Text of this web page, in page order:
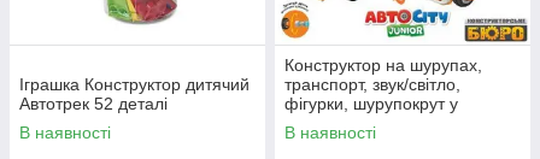
Іграшка Конструктор дитячий
Автотрек 52 деталі
В наявності
Конструктор на шурупах,
транспорт, звук/світло,
фігурки, шурупокрут у
коробці 34-22,5-12,5см
В наявності